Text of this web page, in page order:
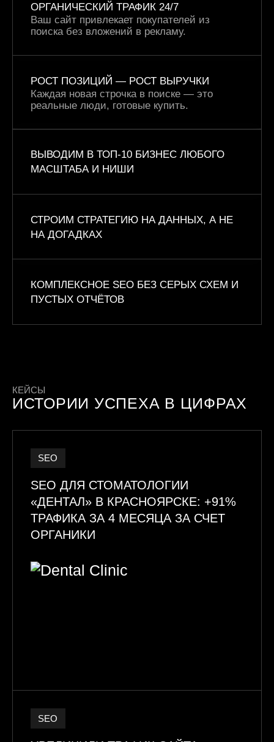
ОРГАНИЧЕСКИЙ ТРАФИК 24/7
Ваш сайт привлекает покупателей из
поиска без вложений в рекламу.
РОСТ ПОЗИЦИЙ — РОСТ ВЫРУЧКИ
Каждая новая строчка в поиске — это
реальные люди, готовые купить.
ВЫВОДИМ В ТОП-10 БИЗНЕС ЛЮБОГО
МАСШТАБА И НИШИ
СТРОИМ СТРАТЕГИЮ НА ДАННЫХ, А НЕ
НА ДОГАДКАХ
КОМПЛЕКСНОЕ SEO БЕЗ СЕРЫХ СХЕМ И
ПУСТЫХ ОТЧЁТОВ
КЕЙСЫ
ИСТОРИИ УСПЕХА В ЦИФРАХ
SEO
SEO ДЛЯ СТОМАТОЛОГИИ
«ДЕНТАЛ» В КРАСНОЯРСКЕ: +91%
ТРАФИКА ЗА 4 МЕСЯЦА ЗА СЧЕТ
ОРГАНИКИ
SEO